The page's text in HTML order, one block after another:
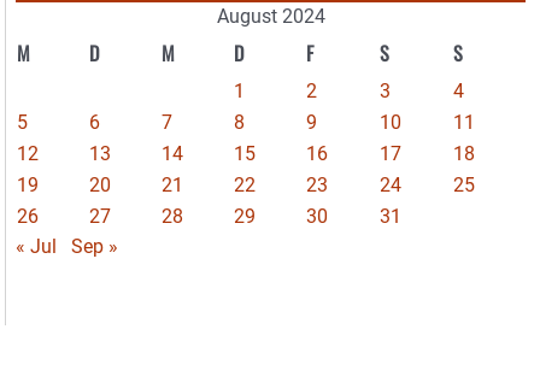
August 2024
M D M D F S S
1 2 3
4
5
6 7 8 9 10
11
12
13 14 15 16 17
18
19
20 21 22 23 24
25
26
27 28 29 30
31
« Jul
Sep »